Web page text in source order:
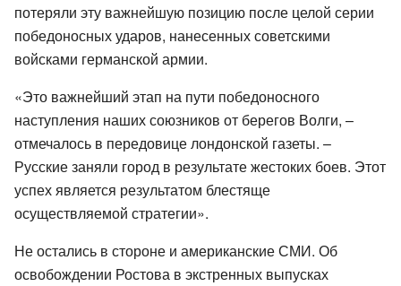
потеряли эту важнейшую позицию после целой серии
победоносных ударов, нанесенных советскими
войсками германской армии.
«Это важнейший этап на пути победоносного
наступления наших союзников от берегов Волги, –
отмечалось в передовице лондонской газеты. –
Русские заняли город в результате жестоких боев. Этот
успех является результатом блестяще
осуществляемой стратегии».
Не остались в стороне и американские СМИ. Об
освобождении Ростова в экстренных выпусках